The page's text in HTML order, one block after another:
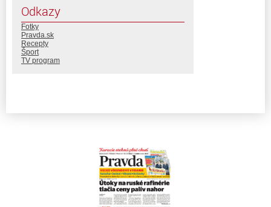
Odkazy
Fotky
Pravda.sk
Recepty
Šport
TV program